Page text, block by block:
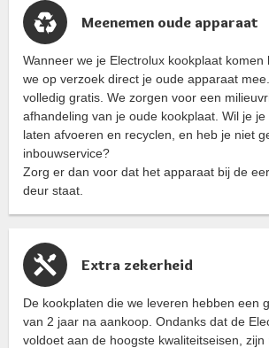
Meenemen oude apparaat
Wanneer we je Electrolux kookplaat komen
we op verzoek direct je oude apparaat
volledig gratis. We zorgen voor een
afhandeling van je oude kookplaat. Wil je
laten afvoeren en recyclen, en heb je niet
inbouwservice?
Zorg er dan voor dat het apparaat bij de
deur staat.
Extra zekerheid
De kookplaten die we leveren hebben een
van 2 jaar na aankoop. Ondanks dat de
voldoet aan de hoogste kwaliteitseisen,